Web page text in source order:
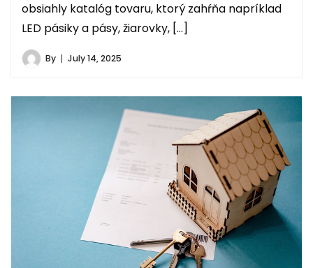
obsiahly katalóg tovaru, ktorý zahŕňa napríklad
LED pásiky a pásy, žiarovky, […]
By July 14, 2025